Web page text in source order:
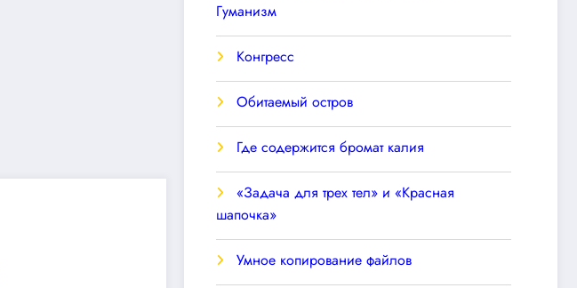
Гуманизм
Конгресс
Обитаемый остров
Где содержится бромат калия
«Задача для трех тел» и «Красная
шапочка»
Умное копирование файлов